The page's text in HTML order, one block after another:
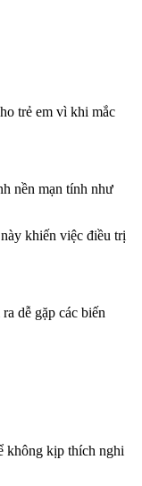
trẻ em vì khi mắc
nền mạn tính như
khiến việc điều trị
dễ gặp các biến
không kịp thích nghi